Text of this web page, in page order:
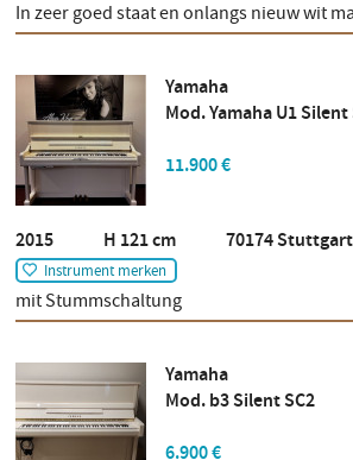
In zeer goed staat en onlangs nieuw wit
Yamaha
Mod. Yamaha U1 Silent
11.900 €
2015 H 121 cm 70174 Stuttgart
Instrument merken
mit Stummschaltung
Yamaha
Mod. b3 Silent SC2
6.900 €